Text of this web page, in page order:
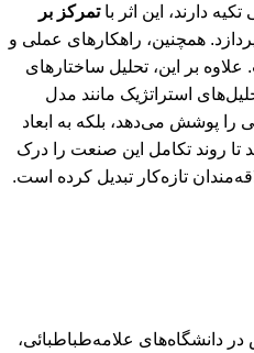
دارند، این اثر باتمرکز بر
همچنین، راهکارهای عملی و
بر این، تحلیل ساختارهای
استراتژیک مانند مدل
را پوشش می‌دهد، بلکه به ابعاد
تا روند تکامل این صنعت را درک
تازه‌کار تبدیل کرده است.
دانشگاه‌های علامه‌طباطبائی،